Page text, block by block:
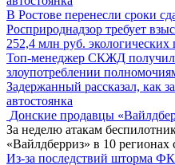
В Ростове перенесли сроки
Росприроднадзор требует
252,4 млн руб. экологических
Топ-менеджер СКЖД получил
злоупотреблении
Задержанный рассказал, как
автостоянка
Донские продавцы
За неделю атакам
«Вайлдберриз» в 10
Из-за последствий шторма